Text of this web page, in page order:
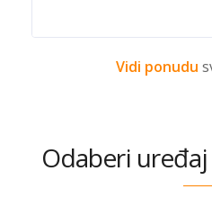
Vidi ponudu
Odaberi